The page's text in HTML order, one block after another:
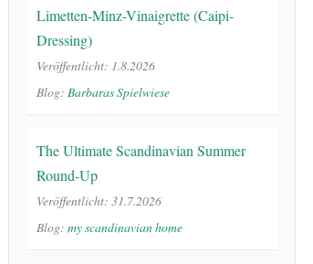
Limetten-Minz-Vinaigrette (Caipi-
Dressing)
Veröffentlicht: 1.8.2026
Blog: Barbaras Spielwiese
The Ultimate Scandinavian Summer
Round-Up
Veröffentlicht: 31.7.2026
Blog: my scandinavian home